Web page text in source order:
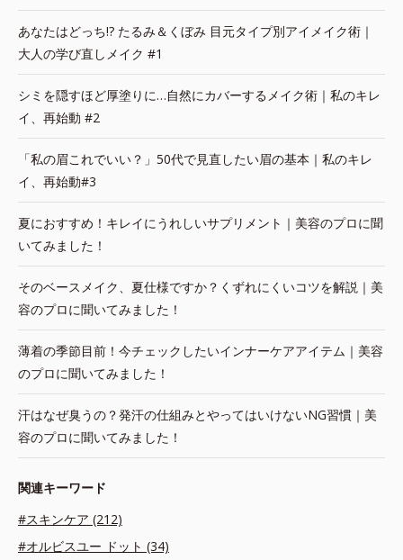
あなたはどっち!? たるみ＆くぼみ 目元タイプ別アイメイク術｜
大人の学び直しメイク #1
シミを隠すほど厚塗りに…自然にカバーするメイク術｜私のキレ
イ、再始動 #2
「私の眉これでいい？」50代で見直したい眉の基本｜私のキレ
イ、再始動#3
夏におすすめ！キレイにうれしいサプリメント｜美容のプロに聞
いてみました！
そのベースメイク、夏仕様ですか？くずれにくいコツを解説｜美
容のプロに聞いてみました！
薄着の季節目前！今チェックしたいインナーケアアイテム｜美容
のプロに聞いてみました！
汗はなぜ臭うの？発汗の仕組みとやってはいけないNG習慣｜美
容のプロに聞いてみました！
関連キーワード
#スキンケア (212)
#オルビスユー ドット (34)